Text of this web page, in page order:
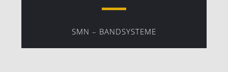
SMN – BANDSYSTEME